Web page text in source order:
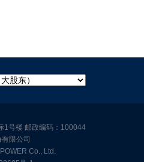
1号楼 邮政编码：100044
限公司
Co., Ltd.